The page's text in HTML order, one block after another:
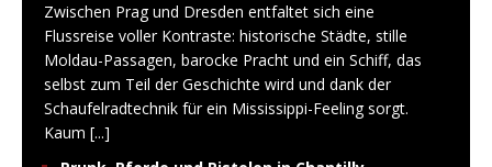
Zwischen Prag und Dresden entfaltet sich eine
Flussreise voller Kontraste: historische Städte, stille
Moldau-Passagen, barocke Pracht und ein Schiff, das
selbst zum Teil der Geschichte wird und dank der
Schaufelradtechnik für ein Mississippi-Feeling sorgt.
Kaum [...]